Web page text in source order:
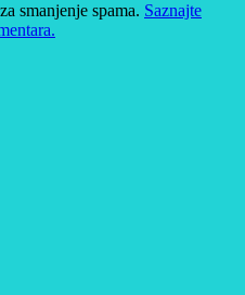
smanjenje spama. Saznajte